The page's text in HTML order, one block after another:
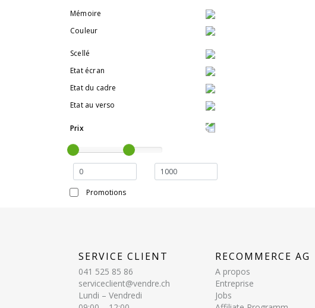
Mémoire
Couleur
Scellé
Etat écran
Etat du cadre
Etat au verso
Prix
Promotions
SERVICE CLIENT
041 525 85 86
serviceclient@vendre.ch
Lundi – Vendredi
RECOMMERCE AG
A propos
Entreprise
Jobs